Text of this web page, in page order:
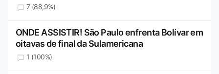
7 (88,9%)
ONDE ASSISTIR! São Paulo enfrenta Bolívar em
oitavas de final da Sulamericana
1 (100%)